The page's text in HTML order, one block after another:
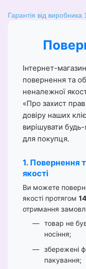
Гарантія від виробника
Інтернет-магазин
повернення та
неналежної
«Про захист
довіру наших
вирішувати
для покупця.
1. Повернення
якості
Ви можете
якості протягом
отримання
товар не
носіння;
збережені
пакування;